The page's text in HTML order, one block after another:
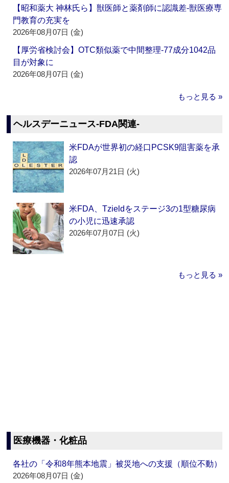
【昭和薬大 神林氏ら】獣医師と薬剤師に認識差‐獣医療専
門教育の充実を
2026年08月07日 (金)
【厚労省検討会】OTC類似薬で中間整理‐77成分1042品
目が対象に
2026年08月07日 (金)
もっと見る »
ヘルスデーニュース‐FDA関連‐
米FDAが世界初の経口PCSK9阻害薬を承
認
2026年07月21日 (火)
米FDA、Tzieldをステージ3の1型糖尿病
の小児に迅速承認
2026年07月07日 (火)
もっと見る »
医療機器・化粧品
各社の「令和8年熊本地震」被災地への支援（順位不動）
2026年08月07日 (金)